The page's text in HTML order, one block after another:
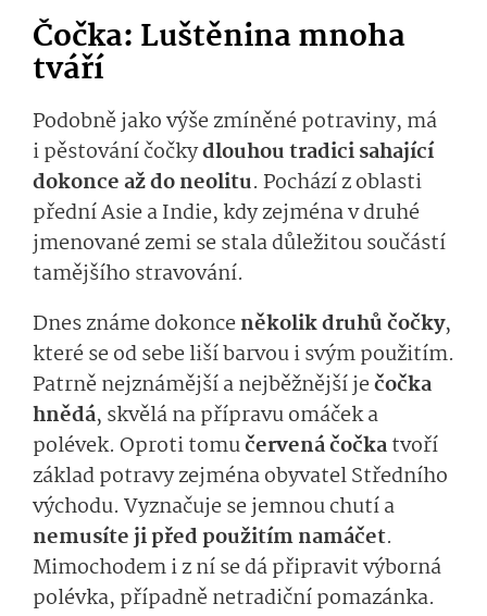
Čočka: Luštěnina mnoha
tváří
Podobně jako výše zmíněné potraviny, má
i pěstování čočkydlouhou tradici sahající
dokonce až do neolitu. Pochází z oblasti
přední Asie a Indie, kdy zejména v druhé
jmenované zemi se stala důležitou součástí
tamějšího stravování.
Dnes známe dokonceněkolik druhů čočky,
které se od sebe liší barvou i svým použitím.
Patrně nejznámější a nejběžnější ječočka
hnědá, skvělá na přípravu omáček a
polévek. Oproti tomučervená čočkatvoří
základ potravy zejména obyvatel Středního
východu. Vyznačuje se jemnou chutí a
nemusíte ji před použitím namáčet.
Mimochodem i z ní se dá připravit výborná
polévka, případně netradiční pomazánka.